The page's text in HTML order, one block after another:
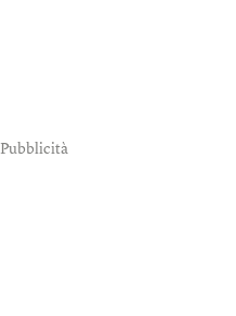
Pubblicità